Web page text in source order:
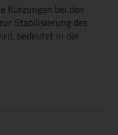
Kürzungen bei den
Stabilisierung des
bedeutet in der